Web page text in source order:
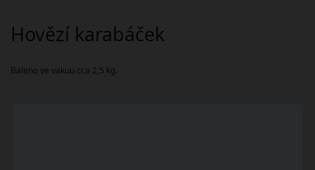
Baleno ve vakuu cca 2,5 kg.
Hovězí karabáček